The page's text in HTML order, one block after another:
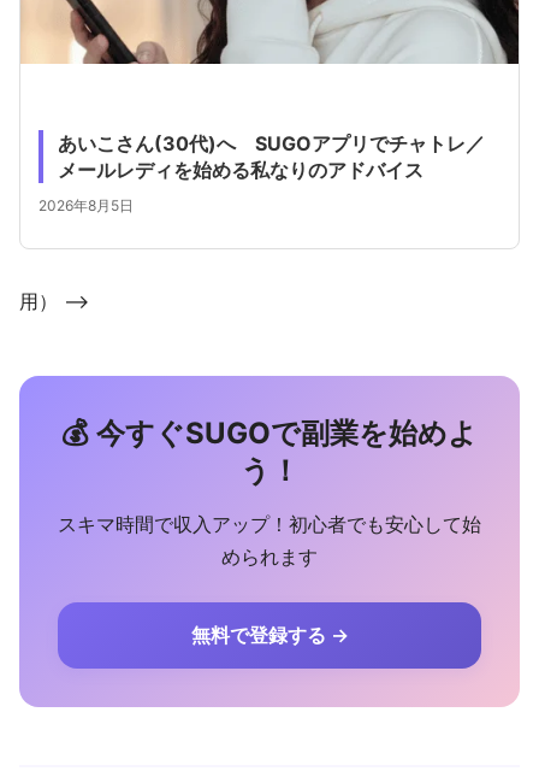
あいこさん(30代)へ SUGOアプリでチャトレ／
メールレディを始める私なりのアドバイス
2026年8月5日
用） -->
💰 今すぐSUGOで副業を始めよ
う！
スキマ時間で収入アップ！初心者でも安心して始
められます
無料で登録する →